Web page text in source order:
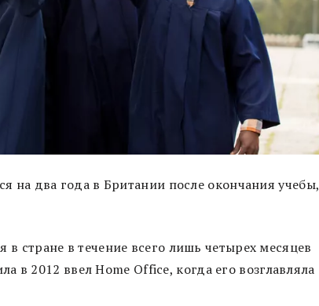
на два года в Британии после окончания учебы,
стране в течение всего лишь четырех месяцев
в 2012 ввел Home Office, когда его возглавляла